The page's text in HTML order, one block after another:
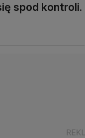
spod kontroli.